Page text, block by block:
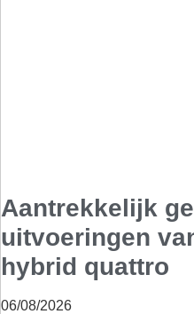
Aantrekkelijk
uitvoeringen
hybrid quattro
06/08/2026